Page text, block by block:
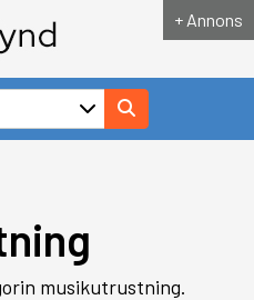
+ Annons
musikutrustning.